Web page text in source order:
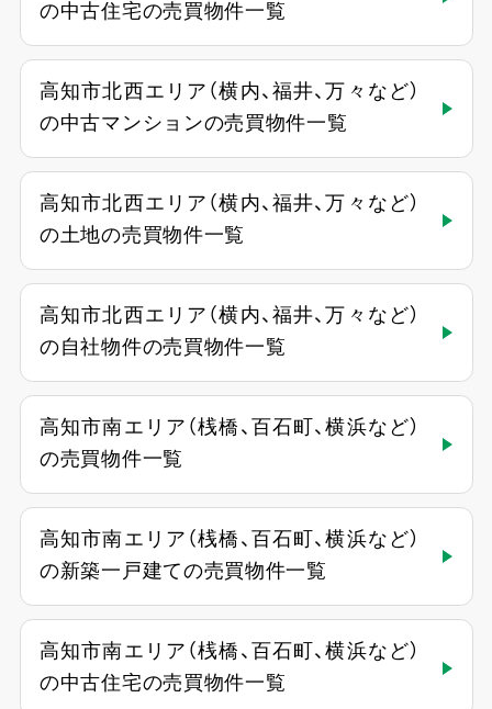
の中古住宅の売買物件一覧
高知市北西エリア（横内、福井、万々など）
の中古マンションの売買物件一覧
高知市北西エリア（横内、福井、万々など）
の土地の売買物件一覧
高知市北西エリア（横内、福井、万々など）
の自社物件の売買物件一覧
高知市南エリア（桟橋、百石町、横浜など）
の売買物件一覧
高知市南エリア（桟橋、百石町、横浜など）
の新築一戸建ての売買物件一覧
高知市南エリア（桟橋、百石町、横浜など）
の中古住宅の売買物件一覧